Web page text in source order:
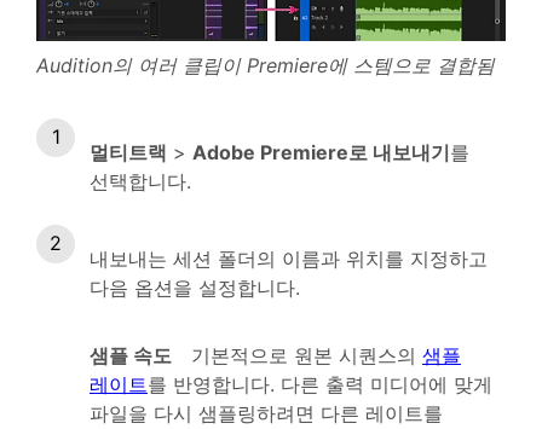
Audition의 여러 클립이 Premiere에 스템으로 결합됨
멀티트랙 > Adobe Premiere로 내보내기를
선택합니다.
내보내는 세션 폴더의 이름과 위치를 지정하고
다음 옵션을 설정합니다.
샘플 속도 기본적으로 원본 시퀀스의 샘플
레이트를 반영합니다. 다른 출력 미디어에 맞게
파일을 다시 샘플링하려면 다른 레이트를